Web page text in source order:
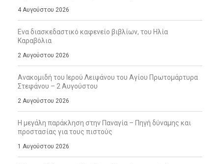
4 Αυγούστου 2026
Ενα διασκεδαστικό καφενείο βιβλίων, του Ηλία
Καραβόλια
2 Αυγούστου 2026
Ανακομιδή του Ιερού Λειψάνου του Αγίου Πρωτομάρτυρα
Στεφάνου – 2 Αυγούστου
2 Αυγούστου 2026
Η μεγάλη παράκληση στην Παναγία – Πηγή δύναμης και
προστασίας για τους πιστούς
1 Αυγούστου 2026